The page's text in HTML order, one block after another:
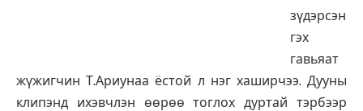
зүдэрсэн
гэх
гавьяат
жүжигчин Т.Ариунаа ёстой л нэг хаширчээ. Дууны
клипэнд ихэвчлэн өөрөө тоглох дуртай тэрбээр